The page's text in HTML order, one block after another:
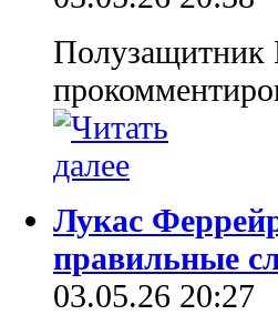
Полузащитник
Лукас
правильные
03.05.26 20:27